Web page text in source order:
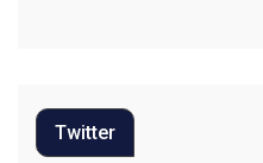
Moda
Twitter